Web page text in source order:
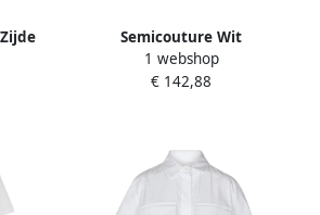
Semicouture Wit
Ribgebreide Top met
Logodetail White Dames
1 webshop
€ 142,88